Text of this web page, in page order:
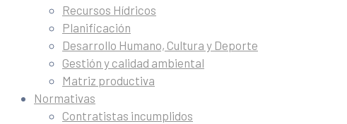
Recursos Hídricos
Planificación
Desarrollo Humano, Cultura y Deporte
Gestión y calidad ambiental
Matriz productiva
Normativas
Contratistas incumplidos